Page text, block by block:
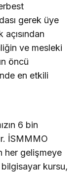
gerek üye
açısından
ve mesleki
öncü
en etkili
6 bin
İSMMMO
her gelişmeye
bilgisayar kursu,